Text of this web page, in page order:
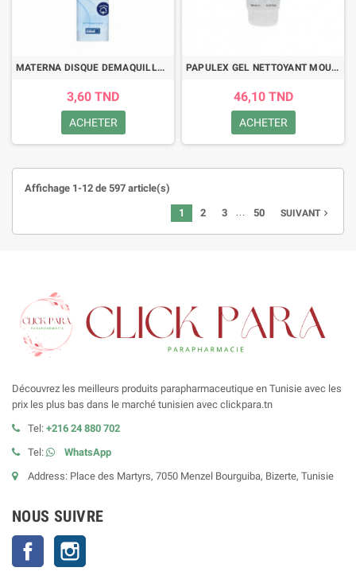
MATERNA DISQUE DEMAQUILLANT BT 80 UNITES
3,60 TND
ACHETER
PAPULEX GEL NETTOYANT MOUSSANT 150ML
46,10 TND
ACHETER
Affichage 1-12 de 597 article(s)
1 2 3 … 50 SUIVANTnavigate_next
Découvrez les meilleurs produits parapharmaceutique en Tunisie avec les
prix les plus bas dans le marché tunisien avec clickpara.tn
Tel: +216 24 880 702
Tel:
WhatsApp
Address: Place des Martyrs, 7050 Menzel Bourguiba, Bizerte, Tunisie
NOUS SUIVRE
Facebook